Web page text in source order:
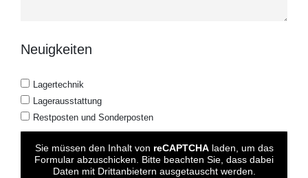
Neuigkeiten
Lagertechnik
Lagerausstattung
Restposten und Sonderposten
Sie müssen den Inhalt von reCAPTCHAladen, um das
Formular abzuschicken. Bitte beachten Sie, dass dabei
Daten mit Drittanbietern ausgetauscht werden.